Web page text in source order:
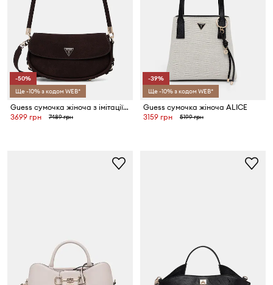
-50%
Ще -10% з кодом WEB*
Guess сумочка жіноча з імітації замші DANYA
3699 грн
7489 грн
-39%
Ще -10% з кодом WEB*
Guess сумочка жіноча ALICE
3159 грн
5199 грн